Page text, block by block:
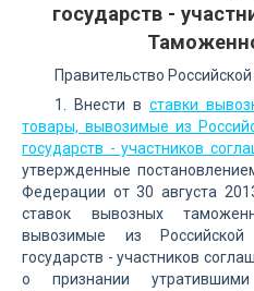
государств -
Правительство
1. Внести в ставки
товары, вывозимые из
государств - участников
утвержденные
Федерации от 30 августа
ставок вывозных
вывозимые из
государств - участников
о признании